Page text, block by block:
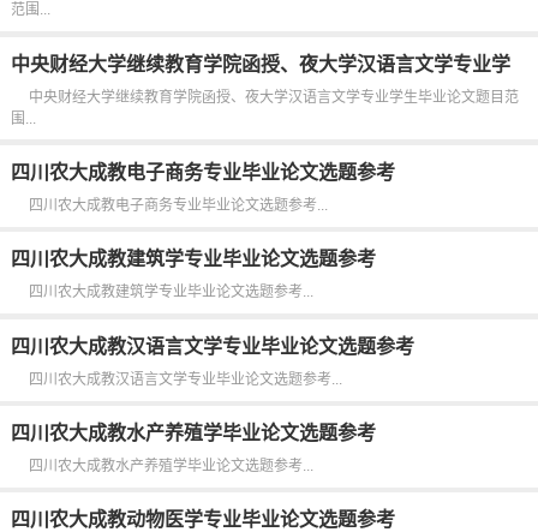
范围...
中央财经大学继续教育学院函授、夜大学汉语言文学专业学
生毕业论文题目范围
中央财经大学继续教育学院函授、夜大学汉语言文学专业学生毕业论文题目范
围...
四川农大成教电子商务专业毕业论文选题参考
四川农大成教电子商务专业毕业论文选题参考...
四川农大成教建筑学专业毕业论文选题参考
四川农大成教建筑学专业毕业论文选题参考...
四川农大成教汉语言文学专业毕业论文选题参考
四川农大成教汉语言文学专业毕业论文选题参考...
四川农大成教水产养殖学毕业论文选题参考
四川农大成教水产养殖学毕业论文选题参考...
四川农大成教动物医学专业毕业论文选题参考